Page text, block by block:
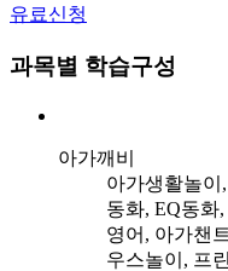
유료신청
과목별 학습구성
아가깨비
아가생활놀이
동화, EQ동화
영어, 아가챈
우스놀이, 프